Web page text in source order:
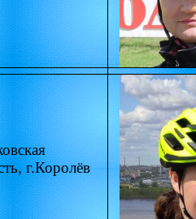
г.Королёв